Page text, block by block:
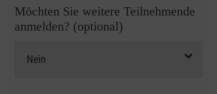
Möchten Sie weitere Teilnehmende
anmelden? (optional)